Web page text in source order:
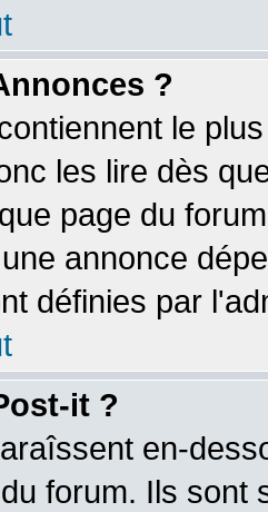
?
le
les lire dès
page du
annonce
définies par
it ?
en-
forum. Ils